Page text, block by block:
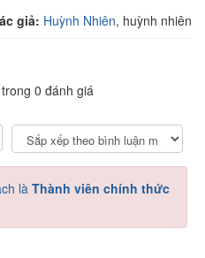
giả: Huỳnh Nhiên, huỳnh nhiên
0 đánh giá
là Thành viên chính thức